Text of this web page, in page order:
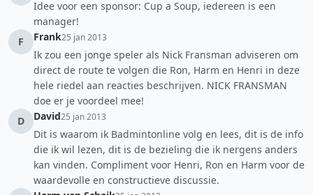
Idee voor een sponsor: Cup a Soup, iedereen is een
manager!
F
Frank25 jan 2013
Ik zou een jonge speler als Nick Fransman adviseren om
direct de route te volgen die Ron, Harm en Henri in deze
hele riedel aan reacties beschrijven. NICK FRANSMAN
doe er je voordeel mee!
D
David25 jan 2013
Dit is waarom ik Badmintonline volg en lees, dit is de info
die ik wil lezen, dit is de bezieling die ik nergens anders
kan vinden. Compliment voor Henri, Ron en Harm voor de
waardevolle en constructieve discussie.